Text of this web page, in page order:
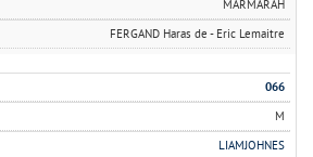
MARMARAH
FERGAND Haras de - Eric Lemaitre
066
M
LIAMJOHNES